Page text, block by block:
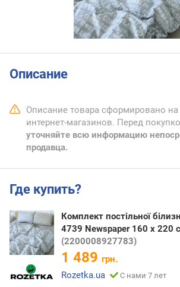
Описание
Описание товара сформировано
интернет-магазинов. Перед
уточняйте всю информацию
продавца.
Где купить?
Комплект постільної
4739 Newspaper 160 x 220
(2200008927783)
1 489 грн.
Rozetka.ua
С нами 7 лет